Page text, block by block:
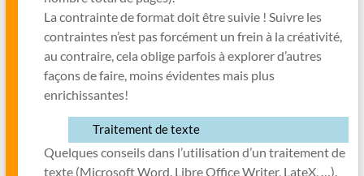
La contrainte de format doit être suivie ! Suivre les
contraintes n’est pas forcément un frein à la créativité,
au contraire, cela oblige parfois à explorer d’autres
façons de faire, moins évidentes mais plus
enrichissantes!
Traitement de texte
Quelques conseils dans l’utilisation d’un traitement de
texte (Microsoft Word, Libre Office Writer, LateX, …).